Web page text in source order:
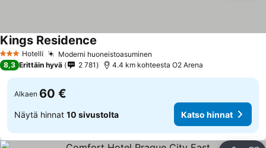
3 Tähtiluokitus
Hotelli Moderni huoneistoasuminen
Kings Residence
8,3 Erittäin hyvä 2 781 4.4 km kohteesta O2 Arena
Alkaen 60 €
Näytä hinnat 10 sivustolta Katso hinnat